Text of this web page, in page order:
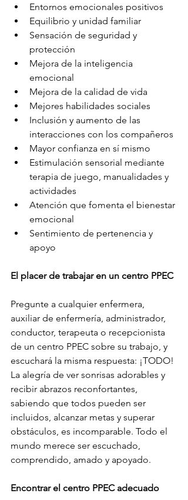
Entornos emocionales positivos
Equilibrio y unidad familiar
Sensación de seguridad y
protección
Mejora de la inteligencia
emocional
Mejora de la calidad de vida
Mejores habilidades sociales
Inclusión y aumento de las
interacciones con los compañeros
Mayor confianza en sí mismo
Estimulación sensorial mediante
terapia de juego, manualidades y
actividades
Atención que fomenta el bienestar
emocional
Sentimiento de pertenencia y
apoyo
El placer de trabajar en un centro PPEC
Pregunte a cualquier enfermera,
auxiliar de enfermería, administrador,
conductor, terapeuta o recepcionista
de un centro PPEC sobre su trabajo, y
escuchará la misma respuesta: ¡TODO!
La alegría de ver sonrisas adorables y
recibir abrazos reconfortantes,
sabiendo que todos pueden ser
incluidos, alcanzar metas y superar
obstáculos, es incomparable. Todo el
mundo merece ser escuchado,
comprendido, amado y apoyado.
Encontrar el centro PPEC adecuado